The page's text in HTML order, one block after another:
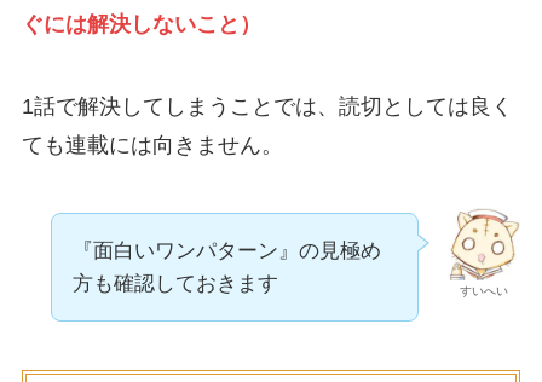
ぐには解決しないこと）
1話で解決してしまうことでは、読切としては良く
ても連載には向きません。
すいへい
『面白いワンパターン』の見極め
方も確認しておきます